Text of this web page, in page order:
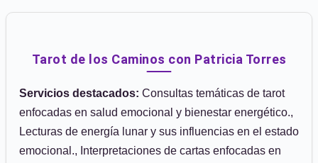
Tarot de los Caminos con Patricia Torres
Servicios destacados: Consultas temáticas de tarot
enfocadas en salud emocional y bienestar energético.,
Lecturas de energía lunar y sus influencias en el estado
emocional., Interpretaciones de cartas enfocadas en